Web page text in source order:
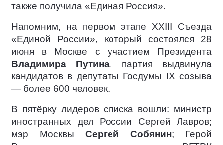
также получила «Единая Россия».
Напомним, на первом этапе XXIII Съезда
«Единой России», который состоялся 28
июня в Москве с участием Президента
Владимира Путина, партия выдвинула
кандидатов в депутаты Госдумы IX созыва
— более 600 человек.
В пятёрку лидеров списка вошли: министр
иностранных дел России Сергей Лавров;
мэр Москвы Сергей Собянин; Герой